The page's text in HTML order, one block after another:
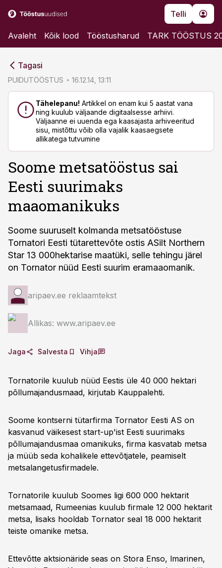
Telli
Avaleht Kõik lood Tööstusharud TARK TÖÖSTUS
Tagasi
PUIDUTÖÖSTUS 16.12.14, 13:11
Tähelepanu! Artikkel on enam kui 5 aastat vana
ning kuulub väljaande digitaalsesse arhiivi.
Väljaanne ei uuenda ega kaasajasta arhiveeritud
sisu, mistõttu võib olla vajalik kaasaegsete
allikatega tutvumine
Soome metsatööstus sai
Eesti suurimaks
maaomanikuks
Soome suuruselt kolmanda metsatööstuse
Tornatori Eesti tütarettevõte ostis ASilt Northern
Star 13 000hektarise maatüki, selle tehingu järel
on Tornator nüüd Eesti suurim eramaaomanik.
aripaev.ee reklaamtekst
Allikas: www.aripaev.ee
Jaga Salvesta Vihja
Tornatorile kuulub nüüd Eestis üle 40 000 hektari
põllumajandusmaad, kirjutab Kauppalehti.
Soome kontserni tütarfirma Tornator Eesti AS on
kasvanud väikesest start-up'ist Eesti suurimaks
põllumajandusmaa omanikuks, firma kasvatab metsa
ja müüb seda kohalikele ettevõtjatele, peamiselt
metsalangetusfirmadele.
Tornatorile kuulub Soomes ligi 600 000 hektarit
metsamaad, Rumeenias kuulub firmale 12 000 hektarit
metsa, lisaks hooldab Tornator seal 18 000 hektarit
teiste omanike metsa.
Ettevõtte aktsionäride seas on Stora Enso, lmarinen,